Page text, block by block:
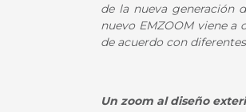
de la nueva generación
nuevo EMZOOM viene
de acuerdo con
Un zoom al diseño